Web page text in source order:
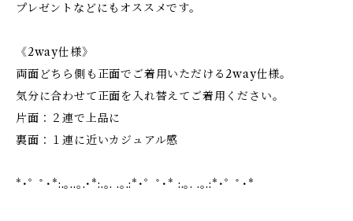
プレゼントなどにもオススメです。
《2way仕様》
両面どちら側も正面でご着用いただける2way仕様。
気分に合わせて正面を入れ替えてご着用ください。
片面：２連で上品に
裏面：１連に近いカジュアル感
*･゜ﾟ･*:.｡..｡.･*:.｡. .｡.:*･゜ﾟ･* :.｡. .｡.:*･゜ﾟ･*